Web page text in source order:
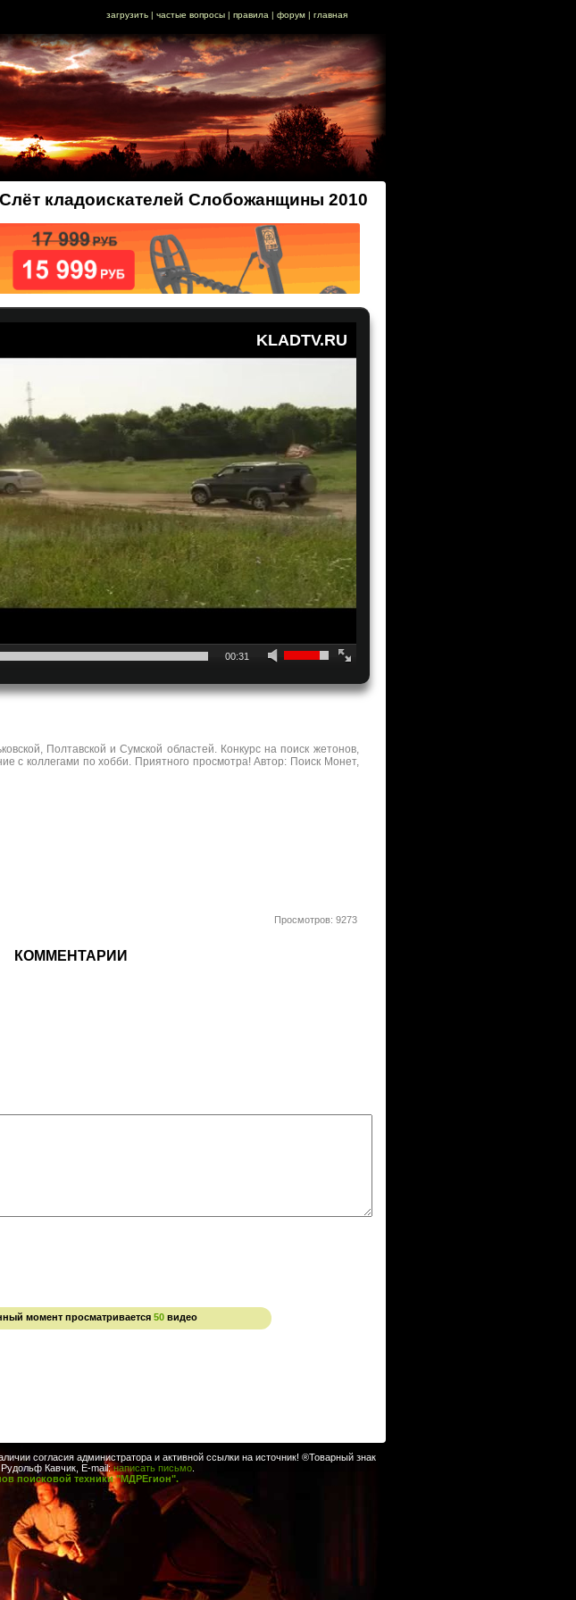
загрузить| частые вопросы| правила | форум| главная
Слёт кладоискателей Слобожанщины 2010
KLADTV.RU
00:31
Полтавской и Сумской областей. Конкурс на поиск жетонов,
с коллегами по хобби. Приятного просмотра! Автор: Поиск Монет,
Просмотров: 9273
КОММЕНТАРИИ
момент просматривается 50видео
согласия администратора и активной ссылки на источник! ®Товарный знак
Кавчик, E-mail:написать письмо
поисковой техники "МДРЕгион".